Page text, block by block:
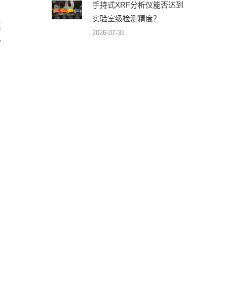
手持式XRF分析仪能否达到
实验室级检测精度？
2026-07-31